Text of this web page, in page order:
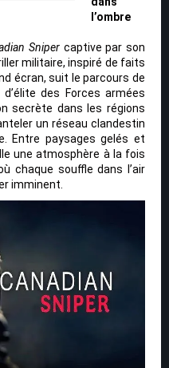
l’ombre
Snipercaptive par son
militaire, inspiré de faits
écran, suit le parcours de
d’élite des Forces armées
secrète dans les régions
un réseau clandestin
Entre paysages gelés et
une atmosphère à la fois
chaque souffle dans l’air
imminent.